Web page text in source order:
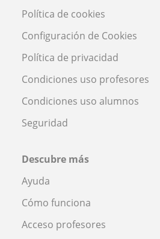
Política de cookies
Configuración de Cookies
Política de privacidad
Condiciones uso profesores
Condiciones uso alumnos
Seguridad
Descubre más
Ayuda
Cómo funciona
Acceso profesores